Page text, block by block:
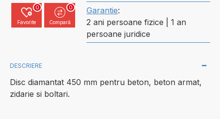
Favorite
0
Compară
0 Garantie:
2 ani persoane fizice | 1 an
persoane juridice
DESCRIERE
Disc diamantat 450 mm pentru beton, beton armat,
zidarie si boltari.